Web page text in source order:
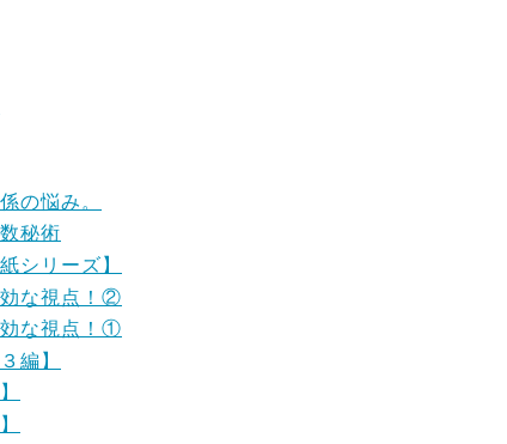
の悩み。
秘術
シリーズ】
な視点！②
な視点！①
編】